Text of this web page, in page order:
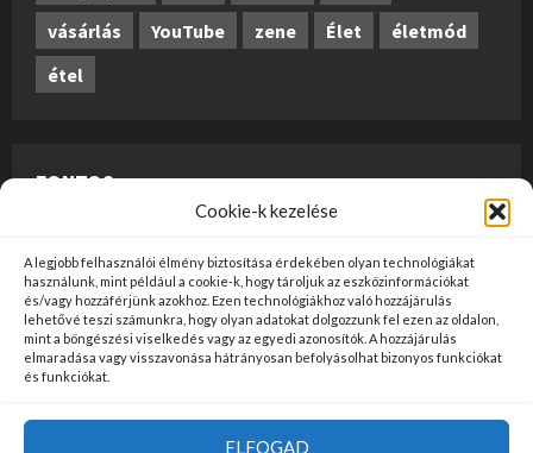
Cookie-k kezelése
A legjobb felhasználói élmény biztosítása érdekében olyan technológiákat
használunk, mint például a cookie-k, hogy tároljuk az eszközinformációkat
és/vagy hozzáférjünk azokhoz. Ezen technológiákhoz való hozzájárulás
lehetővé teszi számunkra, hogy olyan adatokat dolgozzunk fel ezen az oldalon,
mint a böngészési viselkedés vagy az egyedi azonosítók. A hozzájárulás
elmaradása vagy visszavonása hátrányosan befolyásolhat bizonyos funkciókat
és funkciókat.
ELFOGAD
vásárlás
YouTube zene Élet
életmód
étel
FONTOS
szerkesztői tartalomnak, előzetes ellenőrzésen
szúrópróba-szerűen esnek át, és az üzemeltető
véleményét nem tükrözik. Ha kifogással szeretne élni
valamely tartalommal kapcsolatban, kérjük jelezze